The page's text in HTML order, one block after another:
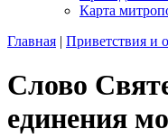
Карта
Главная | Приветствия и
Слово
единения